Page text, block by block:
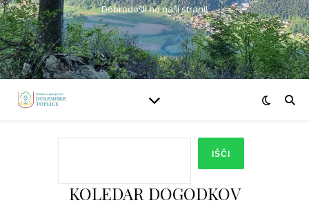
Dobrodošli na naši strani!
IŠČI
KOLEDAR DOGODKOV